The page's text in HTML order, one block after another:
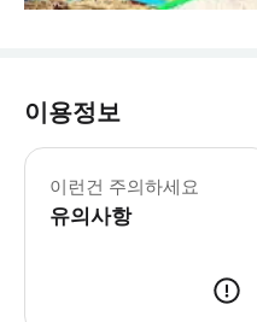
이용정보
이런건 주의하세요
유의사항